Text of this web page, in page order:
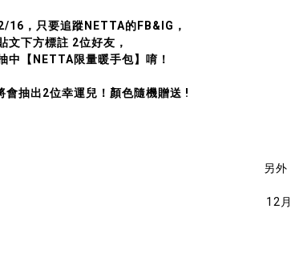
16，只要追蹤NETTA的FB&IG，
文下方標註 2位好友，
中【NETTA限量暖手包】唷！
會抽出2位幸運兒！顏色隨機贈送 !
另
12